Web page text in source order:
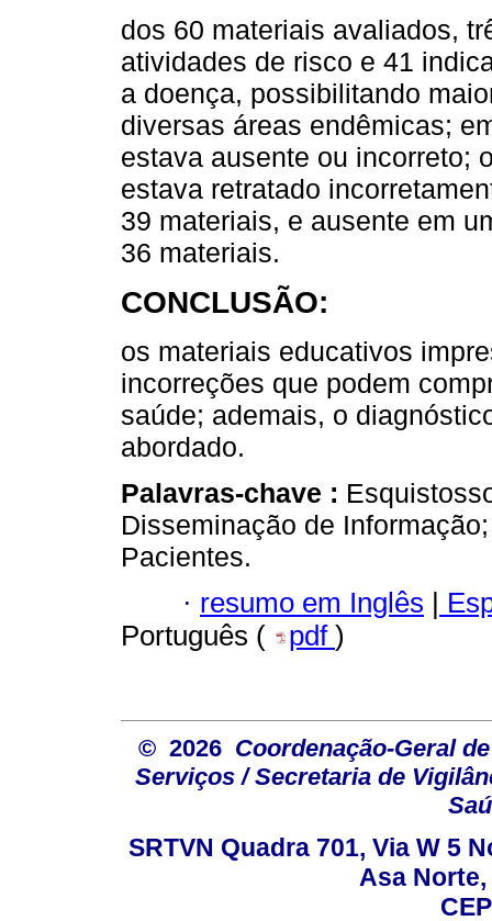
dos 60 materiais avaliados,
atividades de risco e 41
a doença, possibilitando
diversas áreas endêmicas;
estava ausente ou incorreto;
estava retratado
39 materiais, e ausente em
36 materiais.
CONCLUSÃO:
os materiais educativos
incorreções que podem
saúde; ademais, o
abordado.
Palavras-chave :
Disseminação de
Pacientes.
· resumo em Inglês
Português (
pdf )
© 2026 Coordenação-Geral
Serviços / Secretaria de
SRTVN Quadra 701, Via W 5
Asa